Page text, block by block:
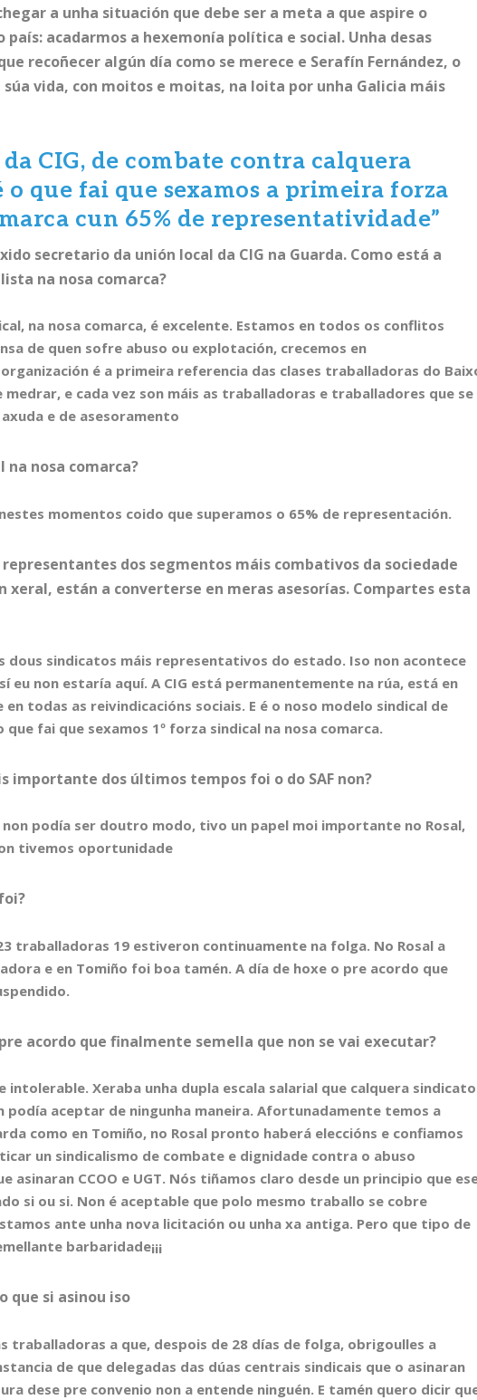
a unha situación que debe ser a meta a que aspire o
acadarmos a hexemonía política e social. Unha desas
recoñecer algún día como se merece e Serafín Fernández, o
súa vida, con moitos e moitas, na loita por unha Galicia máis
CIG, de combate contra calquera
o que fai que sexamos a primeira forza
cun 65% de representatividade”
secretario da unión local da CIG na Guarda. Como está a
na nosa comarca?
na nosa comarca, é excelente. Estamos en todos os conflitos
de quen sofre abuso ou explotación, crecemos en
é a primeira referencia das clases traballadoras do
medrar, e cada vez son máis as traballadoras e traballadores que se
e de asesoramento
nosa comarca?
momentos coido que superamos o 65% de representación.
representantes dos segmentos máis combativos da sociedade
xeral, están a converterse en meras asesorías. Compartes esta
dous sindicatos máis representativos do estado. Iso non acontece
eu non estaría aquí. A CIG está permanentemente na rúa, está en
todas as reivindicacións sociais. E é o noso modelo sindical de
fai que sexamos 1º forza sindical na nosa comarca.
importante dos últimos tempos foi o do SAF non?
non podía ser doutro modo, tivo un papel moi importante no Rosal,
tivemos oportunidade
traballadoras 19 estiveron continuamente na folga. No Rosal a
e en Tomiño foi boa tamén. A día de hoxe o pre acordo que
acordo que finalmente semella que non se vai executar?
intolerable. Xeraba unha dupla escala salarial que calquera sindicato
podía aceptar de ningunha maneira. Afortunadamente temos a
como en Tomiño, no Rosal pronto haberá eleccións e confiamos
un sindicalismo de combate e dignidade contra o abuso
asinaran CCOO e UGT. Nós tiñamos claro desde un principio que
si ou si. Non é aceptable que polo mesmo traballo se cobre
ante unha nova licitación ou unha xa antiga. Pero que tipo de
barbaridade¡¡¡
que si asinou iso
traballadoras a que, despois de 28 días de folga, obrigoulles a
de que delegadas das dúas centrais sindicais que o asinaran
dese pre convenio non a entende ninguén. E tamén quero dicir